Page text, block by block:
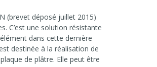
(brevet déposé juillet 2015)
C’est une solution résistante
dans cette dernière
destinée à la réalisation de
de plâtre. Elle peut être